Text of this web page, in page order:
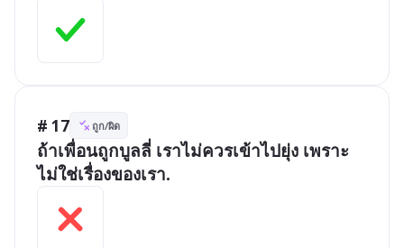
# 17 ถูก/ผิด
ถ้าเพื่อนถูกบูลลี่ เราไม่ควรเข้าไปยุ่ง เพราะ
ไม่ใช่เรื่องของเรา.